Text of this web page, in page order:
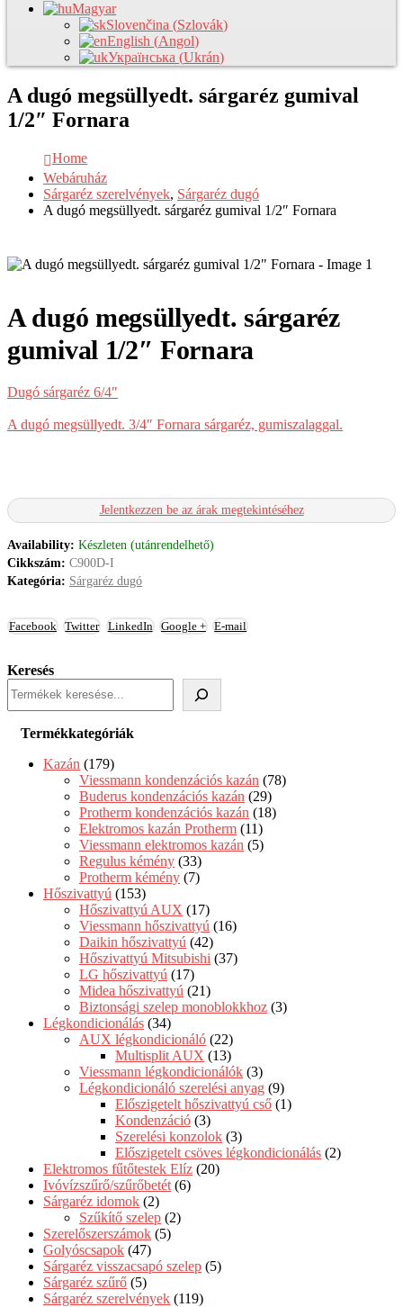
Magyar
Slovenčina (Szlovák)
English (Angol)
Українська (Ukrán)
A dugó megsüllyedt. sárgaréz gumival
1/2″ Fornara
Home
Webáruház
Sárgaréz szerelvények, Sárgaréz dugó
A dugó megsüllyedt. sárgaréz gumival 1/2″ Fornara
A dugó megsüllyedt. sárgaréz
gumival 1/2″ Fornara
Dugó sárgaréz 6/4″
A dugó megsüllyedt. 3/4″ Fornara sárgaréz, gumiszalaggal.
Jelentkezzen be az árak megtekintéséhez
Availability: Készleten (utánrendelhető)
Cikkszám: C900D-I
Kategória: Sárgaréz dugó
Facebook Twitter LinkedIn Google + E-mail
Keresés
Termékkategóriák
Kazán (179)
Viessmann kondenzációs kazán (78)
Buderus kondenzációs kazán (29)
Protherm kondenzációs kazán (18)
Elektromos kazán Protherm (11)
Viessmann elektromos kazán (5)
Regulus kémény (33)
Protherm kémény (7)
Hőszivattyú (153)
Hőszivattyú AUX (17)
Viessmann hőszivattyú (16)
Daikin hőszivattyú (42)
Hőszivattyú Mitsubishi (37)
LG hőszivattyú (17)
Midea hőszivattyú (21)
Biztonsági szelep monoblokkhoz (3)
Légkondicionálás (34)
AUX légkondicionáló (22)
Multisplit AUX (13)
Viessmann légkondicionálók (3)
Légkondicionáló szerelési anyag (9)
Előszigetelt hőszivattyú cső (1)
Kondenzáció (3)
Szerelési konzolok (3)
Előszigetelt csöves légkondicionálás (2)
Elektromos fűtőtestek Elíz (20)
Ivóvízszűrő/szűrőbetét (6)
Sárgaréz idomok (2)
Szűkítő szelep (2)
Szerelőszerszámok (5)
Golyóscsapok (47)
Sárgaréz visszacsapó szelep (5)
Sárgaréz szűrő (5)
Sárgaréz szerelvények (119)